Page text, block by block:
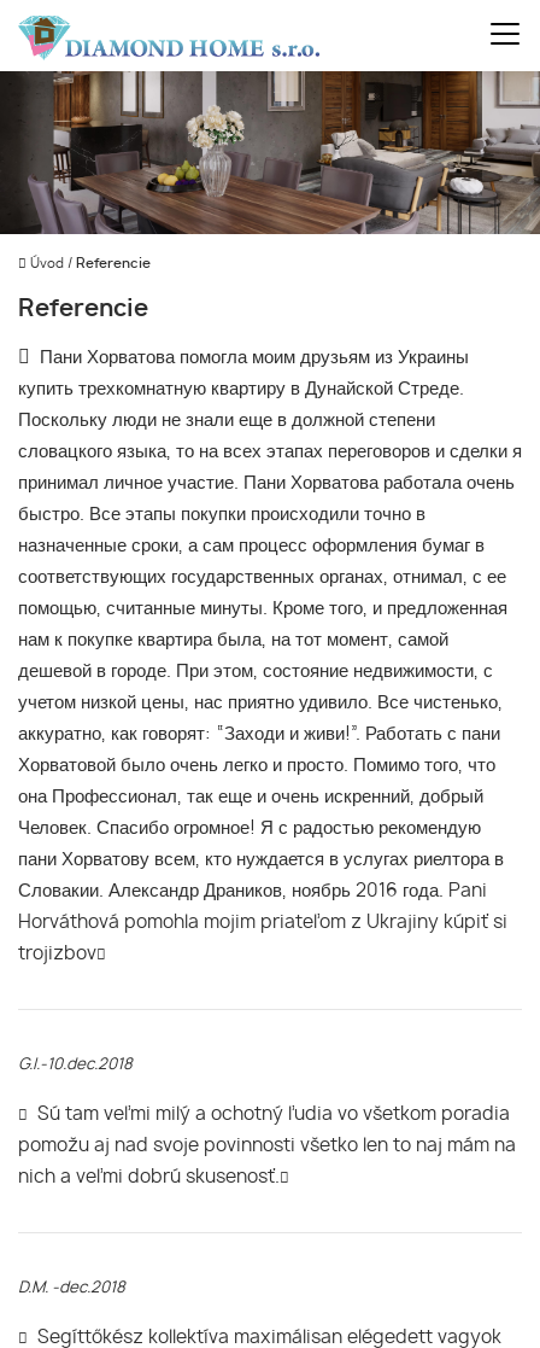
Úvod / Referencie
Referencie
Пани Хорватова помогла моим друзьям из Украины
купить трехкомнатную квартиру в Дунайской Стреде.
Поскольку люди не знали еще в должной степени
словацкого языка, то на всех этапах переговоров и сделки я
принимал личное участие. Пани Хорватова работала очень
быстро. Все этапы покупки происходили точно в
назначенные сроки, а сам процесс оформления бумаг в
соответствующих государственных органах, отнимал, с ее
помощью, считанные минуты. Кроме того, и предложенная
нам к покупке квартира была, на тот момент, самой
дешевой в городе. При этом, состояние недвижимости, с
учетом низкой цены, нас приятно удивило. Все чистенько,
аккуратно, как говорят: “Заходи и живи!”. Работать с пани
Хорватовой было очень легко и просто. Помимо того, что
она Профессионал, так еще и очень искренний, добрый
Человек. Спасибо огромное! Я с радостью рекомендую
пани Хорватову всем, кто нуждается в услугах риелтора в
Словакии. Александр Драников, ноябрь 2016 года. Pani
Horváthová pomohla mojim priateľom z Ukrajiny kúpiť si
trojizbov
G.I.-10.dec.2018
Sú tam veľmi milý a ochotný ľudia vo všetkom poradia
pomožu aj nad svoje povinnosti všetko len to naj mám na
nich a veľmi dobrú skusenosť.
D.M. -dec.2018
Segíttőkész kollektíva maximálisan elégedett vagyok